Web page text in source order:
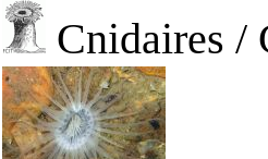
Cnidaires /